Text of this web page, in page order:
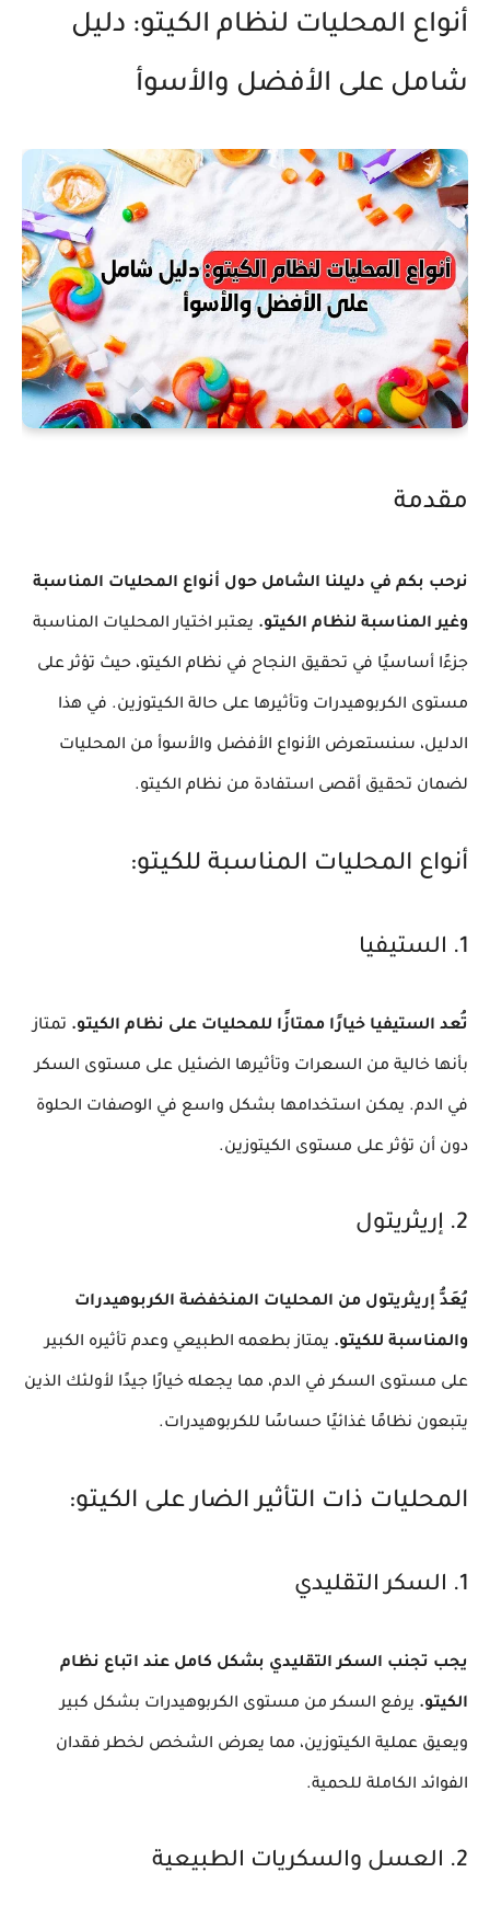
أنواع المحليات لنظام الكيتو: دليل
شامل على الأفضل والأسوأ
مقدمة
نرحب بكم في دليلنا الشامل حول أنواع المحليات المناسبة
وغير المناسبة لنظام الكيتو. يعتبر اختيار المحليات المناسبة
جزءًا أساسيًا في تحقيق النجاح في نظام الكيتو، حيث تؤثر على
مستوى الكربوهيدرات وتأثيرها على حالة الكيتوزين. في هذا
الدليل، سنستعرض الأنواع الأفضل والأسوأ من المحليات
لضمان تحقيق أقصى استفادة من نظام الكيتو.
أنواع المحليات المناسبة للكيتو:
1. الستيفيا
تُعد الستيفيا خيارًا ممتازًا للمحليات على نظام الكيتو. تمتاز
بأنها خالية من السعرات وتأثيرها الضئيل على مستوى السكر
في الدم. يمكن استخدامها بشكل واسع في الوصفات الحلوة
دون أن تؤثر على مستوى الكيتوزين.
2. إريثريتول
يُعَدُّ إريثريتول من المحليات المنخفضة الكربوهيدرات
والمناسبة للكيتو. يمتاز بطعمه الطبيعي وعدم تأثيره الكبير
على مستوى السكر في الدم، مما يجعله خيارًا جيدًا لأولئك الذين
يتبعون نظامًا غذائيًا حساسًا للكربوهيدرات.
المحليات ذات التأثير الضار على الكيتو:
1. السكر التقليدي
يجب تجنب السكر التقليدي بشكل كامل عند اتباع نظام
الكيتو. يرفع السكر من مستوى الكربوهيدرات بشكل كبير
ويعيق عملية الكيتوزين، مما يعرض الشخص لخطر فقدان
الفوائد الكاملة للحمية.
2. العسل والسكريات الطبيعية